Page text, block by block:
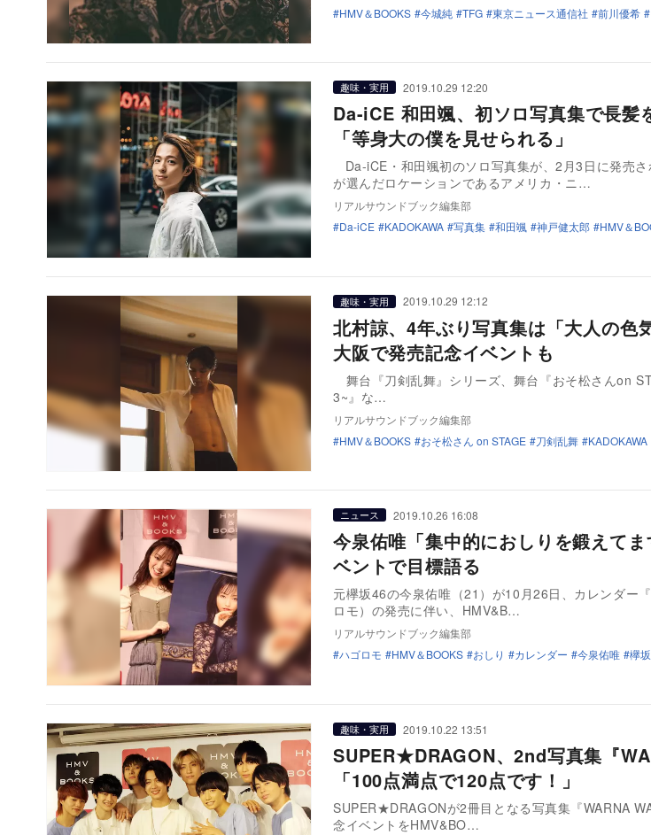
HMV＆BOOKS
今城純 TFG 東京ニュース通信社 前川優希
趣味・実用 2019.10.29 12:20
Da-iCE 和田颯、初ソロ写真集で長
「等身大の僕を見せられる」
Da-iCE・和田颯初のソロ写真集が、2月3日に発売
が選んだロケーションであるアメリカ・ニ…
リアルサウンドブック編集部
Da-iCE
KADOKAWA 写真集 和田颯 神戸健太郎 HMV＆
趣味・実用 2019.10.29 12:12
北村諒、4年ぶり写真集は「大人の
大阪で発売記念イベントも
舞台『刀剣乱舞』シリーズ、舞台『おそ松さんon
3~』な…
リアルサウンドブック編集部
HMV＆BOOKS
おそ松さん on STAGE 刀剣乱舞 KADOKAWA
ニュース 2019.10.26 16:08
今泉佑唯「集中的におしりを鍛えて
ベントで目標語る
元欅坂46の今泉佑唯（21）が10月26日、カレンダー
ロモ）の発売に伴い、HMV&B…
リアルサウンドブック編集部
ハゴロモ
HMV＆BOOKS おしり カレンダー 今泉佑唯 欅
趣味・実用 2019.10.22 13:51
SUPER★DRAGON、2nd写真集『
「100点満点で120点です！」
SUPER★DRAGONが2冊目となる写真集『WARNA
念イベントをHMV&BO…